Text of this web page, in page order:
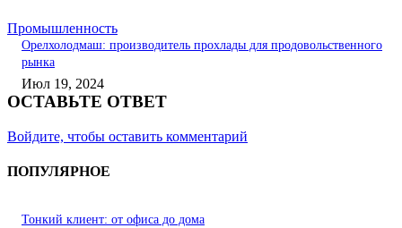
Промышленность
Орелхолодмаш: производитель прохлады для продовольственного
рынка
Июл 19, 2024
ОСТАВЬТЕ ОТВЕТ
Войдите, чтобы оставить комментарий
ПОПУЛЯРНОЕ
Тонкий клиент: от офиса до дома